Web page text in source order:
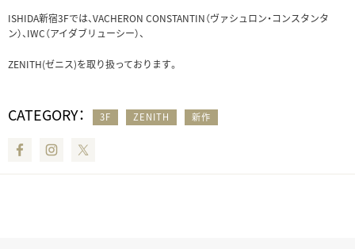
ISHIDA新宿3Fでは、VACHERON CONSTANTIN（ヴァシュロン・コンスタンタ
ン）、IWC（アイダブリューシー）、
ZENITH(ゼニス)を取り扱っております。
CATEGORY： 3F ZENITH 新作
FacebookInstagram